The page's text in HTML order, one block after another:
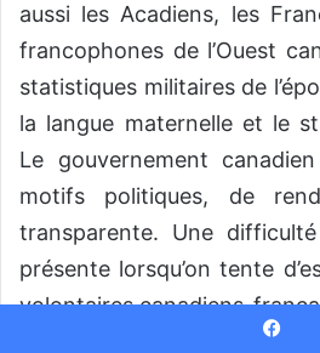
aussi les Acadiens, les
francophones de l’Ouest
statistiques militaires de
la langue maternelle et le
Le gouvernement
motifs politiques, de
transparente. Une
présente lorsqu’on tente
volontaires canadiens-
nom de famille peut